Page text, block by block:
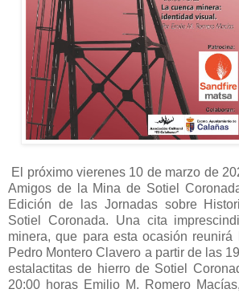
El próximo vierenes 10 de marzo de
Amigos de la Mina de Sotiel
Edición de las Jornadas sobre
Sotiel Coronada. Una cita
minera, que para esta ocasión reunirá
Pedro Montero Clavero a partir de las
estalactitas de hierro de Sotiel
20:00 horas Emilio M. Romero